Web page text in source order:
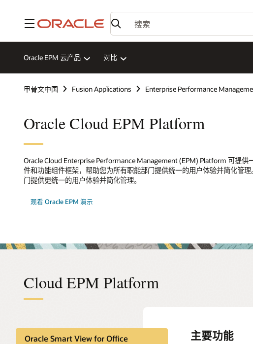
菜单
Oracle EPM 云产品 对比
甲骨文中国 Fusion Applications Enterprise Performance
Oracle Cloud EPM Platform
Oracle Cloud Enterprise Performance Management (EPM) Platform 可提供
件和功能组件框架，帮助您为所有职能部门提供统一的用户体验并简化管
门提供更统一的用户体验并简化管理。
观看 Oracle EPM 演示
Cloud EPM Platform
Oracle Smart View for Office 主要功能
报告与分析
数据集成
任务管理
智能绩效管理
智能流程自动
新一代用户体